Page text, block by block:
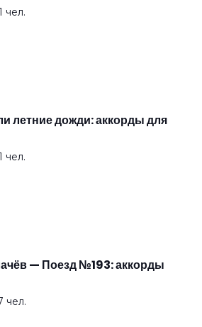
чел.
летние дожди: аккорды для
чел.
— Поезд №193: аккорды
чел.